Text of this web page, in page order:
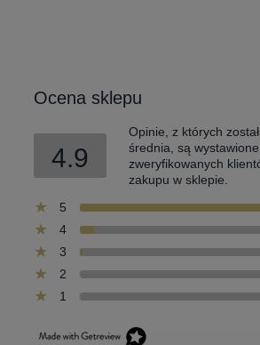
Ocena sklepu
4.9
Opinie, z których
średnia, są
zweryfikowanych
zakupu w sklepie.
5
4
3
2
1